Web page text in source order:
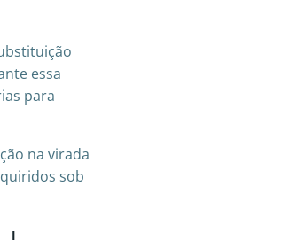
essa
para
na virada
sob